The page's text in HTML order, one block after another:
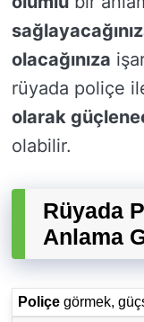
olacağınıza
rüyada poliçe
olarak
olabilir.
Rüyada
Anlama
Poliçe görmek,